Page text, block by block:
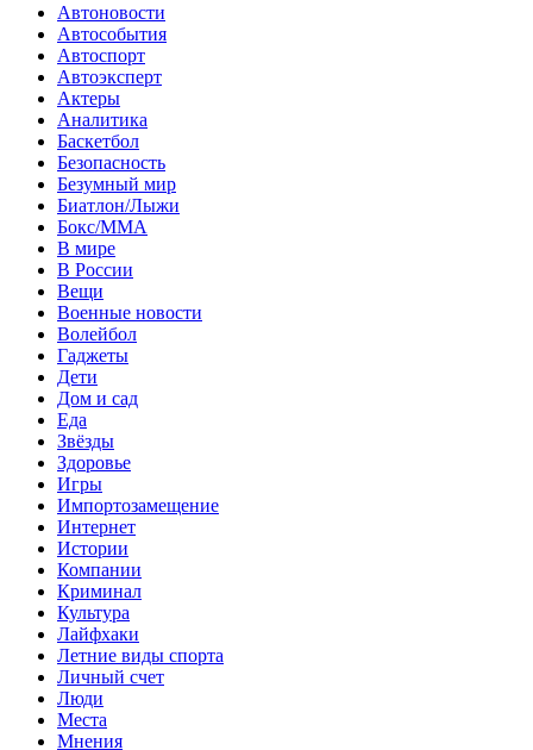
Автоновости
Автособытия
Автоспорт
Автоэксперт
Актеры
Аналитика
Баскетбол
Безопасность
Безумный мир
Биатлон/Лыжи
Бокс/MMA
В мире
В России
Вещи
Военные новости
Волейбол
Гаджеты
Дети
Дом и сад
Еда
Звёзды
Здоровье
Игры
Импортозамещение
Интернет
Истории
Компании
Криминал
Культура
Лайфхаки
Летние виды спорта
Личный счет
Люди
Места
Мнения